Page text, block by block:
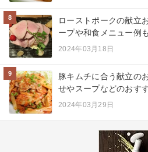
8
ローストポークの献立
ープや和食メニュー例
2024年03月18日
9
豚キムチに合う献立の
せやスープなどのおす
2024年03月29日